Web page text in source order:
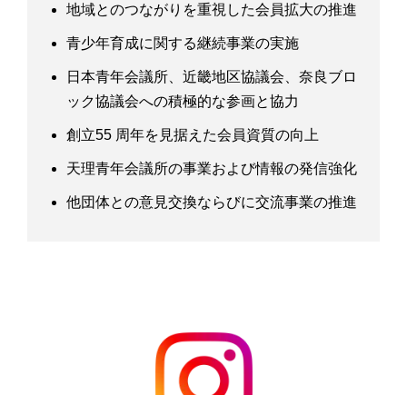
地域とのつながりを重視した会員拡大の推進
青少年育成に関する継続事業の実施
日本青年会議所、近畿地区協議会、奈良ブロ
ック協議会への積極的な参画と協力
創立55 周年を見据えた会員資質の向上
天理青年会議所の事業および情報の発信強化
他団体との意見交換ならびに交流事業の推進